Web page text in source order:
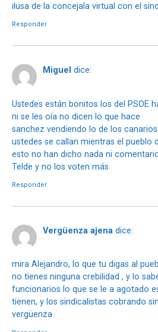
ilusa de la concejala virtual con el
Responder
Miguel dice:
Ustedes están bonitos los del PSOE
ni se les oía no dicen lo que hace
sanchez vendiendo lo de los
ustedes se callan mientras el pueblo
esto no han dicho nada ni
Telde y no los voten más
Responder
Vergüenza ajena dice:
mira Alejandro, lo que tu digas al
no tienes ninguna crebilidad , y lo
funcionarios lo que se le a agotado
tienen, y los sindicalistas cobrando
vergüenza